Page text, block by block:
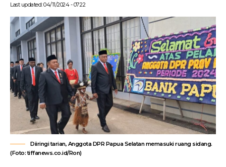
Last updated: 04/11/2024 - 07:22
Diiringi tarian, Anggota DPR Papua Selatan memasuki ruang sidang.
(Foto: tiffanews.co.id/Ron)